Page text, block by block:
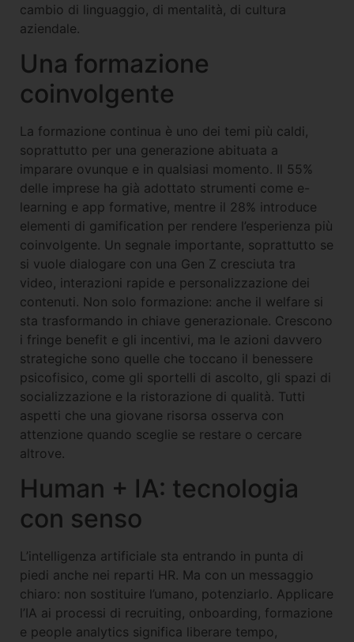
cambio di linguaggio, di mentalità, di cultura
aziendale.
Una formazione
coinvolgente
La formazione continua è uno dei temi più caldi,
soprattutto per una generazione abituata a
imparare ovunque e in qualsiasi momento. Il 55%
delle imprese ha già adottato strumenti come e-
learning e app formative, mentre il 28% introduce
elementi di gamification per rendere l’esperienza più
coinvolgente. Un segnale importante, soprattutto se
si vuole dialogare con una Gen Z cresciuta tra
video, interazioni rapide e personalizzazione dei
contenuti. Non solo formazione: anche il welfare si
sta trasformando in chiave generazionale. Crescono
i fringe benefit e gli incentivi, ma le azioni davvero
strategiche sono quelle che toccano il benessere
psicofisico, come gli sportelli di ascolto, gli spazi di
socializzazione e la ristorazione di qualità. Tutti
aspetti che una giovane risorsa osserva con
attenzione quando sceglie se restare o cercare
altrove.
Human + IA: tecnologia
con senso
L’intelligenza artificiale sta entrando in punta di
piedi anche nei reparti HR. Ma con un messaggio
chiaro: non sostituire l’umano, potenziarlo. Applicare
l’IA ai processi di recruiting, onboarding, formazione
e people analytics significa liberare tempo,